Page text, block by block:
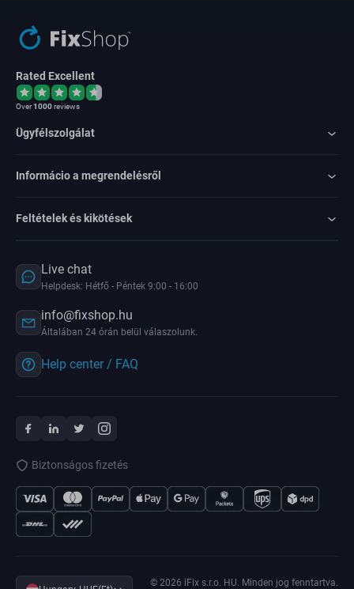
Rated Excellent
Over1000reviews
Ügyfélszolgálat
Informácio a megrendelésről
Feltételek és kikötések
Live chat
Helpdesk: Hétfő - Péntek 9:00 - 16:00
info@fixshop.hu
Általában 24 órán belül válaszolunk.
Help center / FAQ
Biztonságos fizetés
© 2026 iFix s.r.o. HU. Minden jog fenntartva.